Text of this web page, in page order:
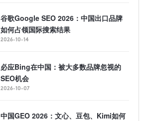
谷歌Google SEO 2026：中国出口品牌
如何占领国际搜索结果
2026-10-14
必应Bing在中国：被大多数品牌忽视的
SEO机会
2026-10-07
中国GEO 2026：文心、豆包、Kimi如何